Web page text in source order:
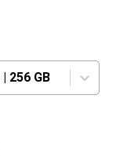
| 256 GB